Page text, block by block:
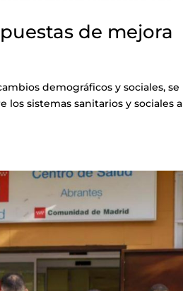
de mejora
demográficos y sociales, se
sistemas sanitarios y sociales